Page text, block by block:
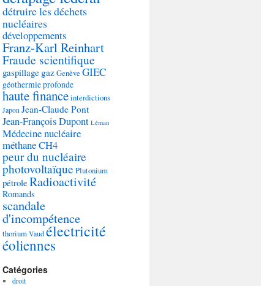
détruire les déchets
nucléaires
développements
Franz-Karl Reinhart
Fraude scientifique
gaspillage gazGenève GIEC
géothermie profonde
haute financeinterdictions
Japon Jean-Claude Pont
Jean-François Dupont Léman
Médecine nucléaire
méthane CH4
peur du nucléaire
photovoltaïque Plutonium
pétrole Radioactivité
Romands
scandale
d'incompétence
thorium Vaud électricité
éoliennes
Catégories
droit